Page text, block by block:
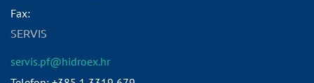
Fax:
SERVIS
servis.pf@hidroex.hr